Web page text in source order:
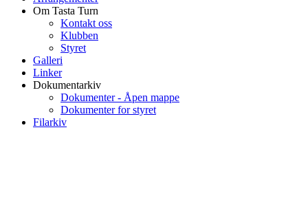
Om Tasta Turn
Kontakt oss
Klubben
Styret
Galleri
Linker
Dokumentarkiv
Dokumenter - Åpen mappe
Dokumenter for styret
Filarkiv